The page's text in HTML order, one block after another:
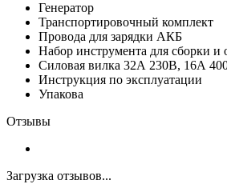
Генератор
Транспортировочный комплект
Провода для зарядки АКБ
Набор инструмента для сборки и
Силовая вилка 32А 230В, 16А
Инструкция по эксплуатации
Упакова
Отзывы
Загрузка отзывов...